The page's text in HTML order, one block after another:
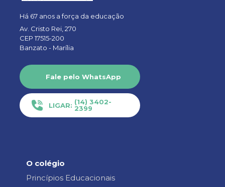
Há 67 anos a força da educação
Av. Cristo Rei, 270
CEP 17515-200
Banzato - Marília
Fale pelo WhatsApp
LIGAR: (14) 3402-
2399
O colégio
Princípios Educacionais